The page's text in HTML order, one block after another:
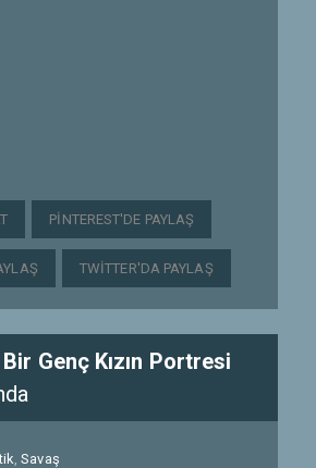
PINTEREST'DE PAYLAŞ
TWITTER'DA PAYLAŞ
Genç Kızın Portresi
,Savaş